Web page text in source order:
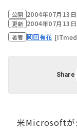
公開 2004年07月13
更新 2004年07月13
著者 岡田有花
Share
米Microsoftが